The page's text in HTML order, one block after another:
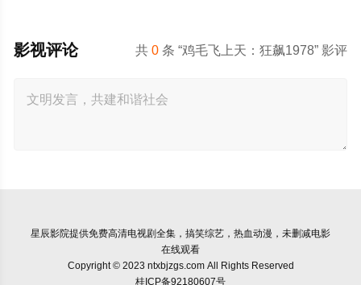
共0 条 “鸡毛飞上天：狂飙1978” 影评
影视评论
星辰影院提供免费高清电视剧全集，搞笑综艺，热血动漫，未删减电影
在线观看
Copyright © 2023 ntxbjzgs.com All Rights Reserved
桂ICP备92180607号